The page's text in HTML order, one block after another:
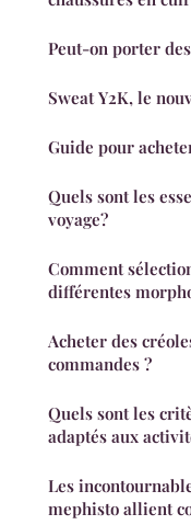
Peut-on porter
Sweat Y2K, le
Guide pour
Quels sont les
voyage?
Comment
différentes
Acheter des
commandes ?
Quels sont les
adaptés aux
Les
mephisto allient